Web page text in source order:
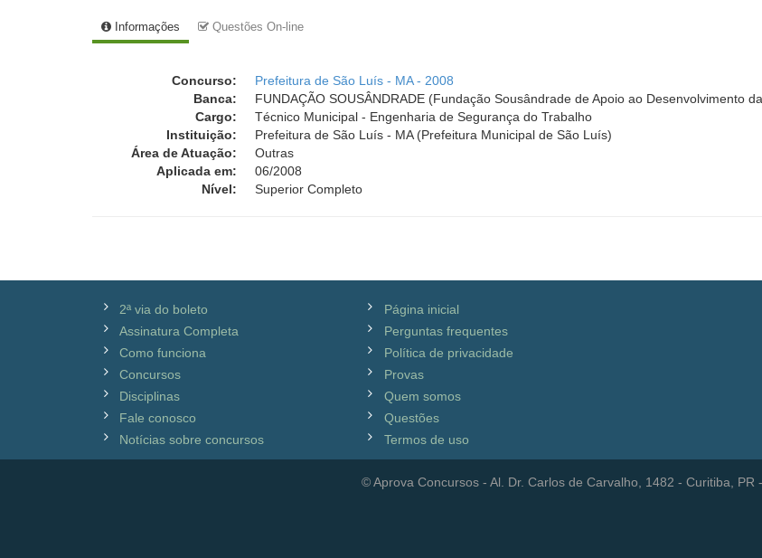
Informações Questões On-line
Concurso:
Prefeitura de São Luís - MA - 2008
Banca:
FUNDAÇÃO SOUSÂNDRADE (Fundação Sousândrade de Apoio ao Desenvolvimento
Cargo:
Técnico Municipal - Engenharia de Segurança do Trabalho
Instituição:
Prefeitura de São Luís - MA (Prefeitura Municipal de São Luís)
Área de Atuação:
Outras
Aplicada em:
06/2008
Nível:
Superior Completo
2ª via do boleto
Assinatura Completa
Como funciona
Concursos
Disciplinas
Fale conosco
Notícias sobre concursos
Página inicial
Perguntas frequentes
Política de privacidade
Provas
Quem somos
Questões
Termos de uso
© Aprova Concursos - Al. Dr. Carlos de Carvalho, 1482 - Curitiba, PR -